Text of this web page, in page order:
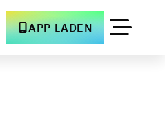
APP LADEN